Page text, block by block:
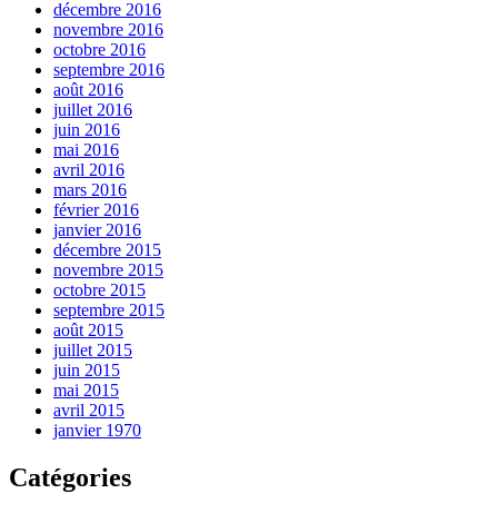
décembre 2016
novembre 2016
octobre 2016
septembre 2016
août 2016
juillet 2016
juin 2016
mai 2016
avril 2016
mars 2016
février 2016
janvier 2016
décembre 2015
novembre 2015
octobre 2015
septembre 2015
août 2015
juillet 2015
juin 2015
mai 2015
avril 2015
janvier 1970
Catégories